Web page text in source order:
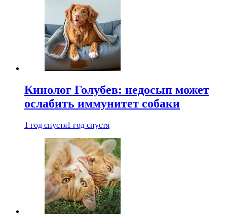
Кинолог Голубев: недосып может
ослабить иммунитет собаки
1 год спустя1 год спустя